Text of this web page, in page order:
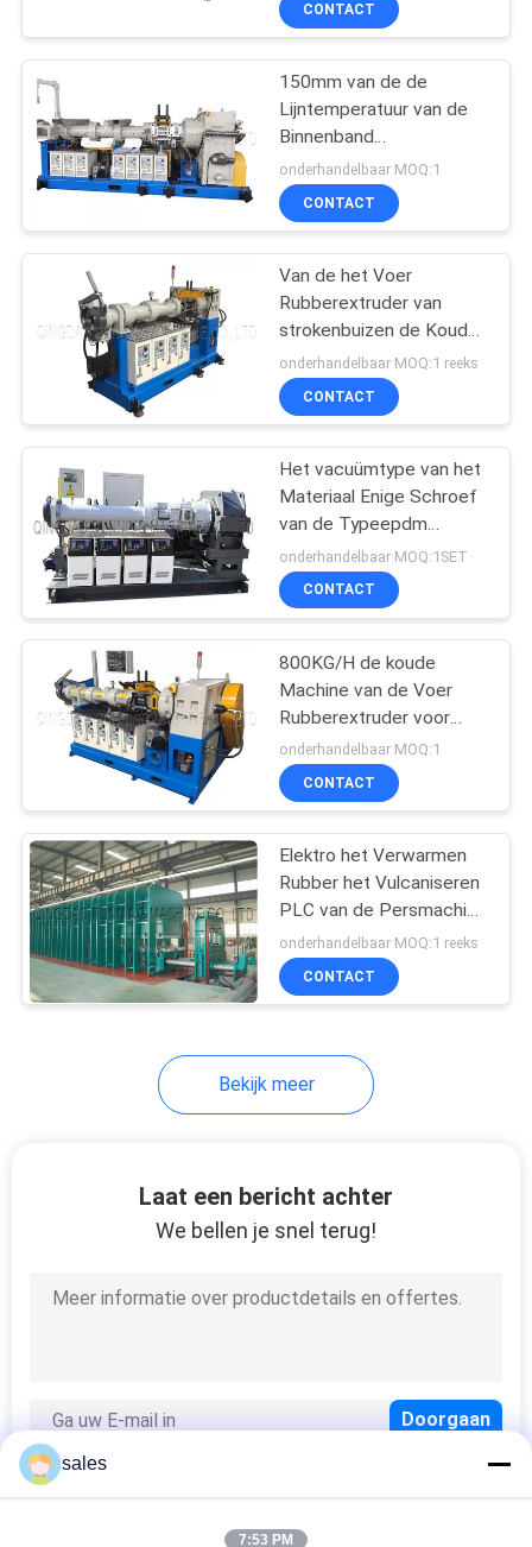
De koude machine
van de voer
rubberextruder
32
hot rubber feed
extruder
Transportband
Gezamenlijke
Machine
82
rubbertegel die
genezen
CONTACT
150mm van de de
Lijntemperatuur van de
Binnenband
Rubberuitdrijving de
Controlesysteem
onderhandelbaar MOQ:1
CONTACT
Van de het Voer
Rubberextruder van
strokenbuizen de Koude
Pomp van de de
Machineomloop
onderhandelbaar MOQ:1 reeks
CONTACT
Het vacuümtype van het
Materiaal Enige Schroef
van de Typeepdm
Rubberuitdrijving
onderhandelbaar MOQ:1SET
CONTACT
800KG/H de koude
Machine van de Voer
Rubberextruder voor
Bandloopvlak Rim Band
onderhandelbaar MOQ:1
CONTACT
Elektro het Verwarmen
Rubber het Vulcaniseren
PLC van de Persmachine
Controle
onderhandelbaar MOQ:1 reeks
CONTACT
Bekijk meer
Laat een bericht achter
We bellen je snel terug!
sales
7:53 PM